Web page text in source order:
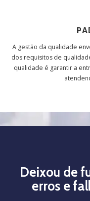
A gestão da qualidade
dos requisitos de
qualidade é garantir a
Deixou de
erros e